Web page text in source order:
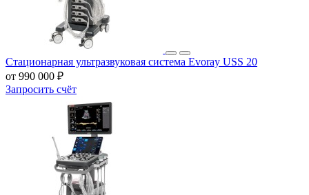
Стационарная ультразвуковая система Evoray USS 20
от 990 000 ₽
Запросить счёт